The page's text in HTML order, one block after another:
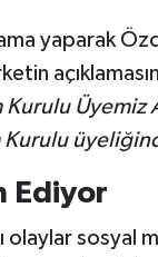
yaparak
Üyemiz
Kurulu
Ediyor
olaylar sosyal